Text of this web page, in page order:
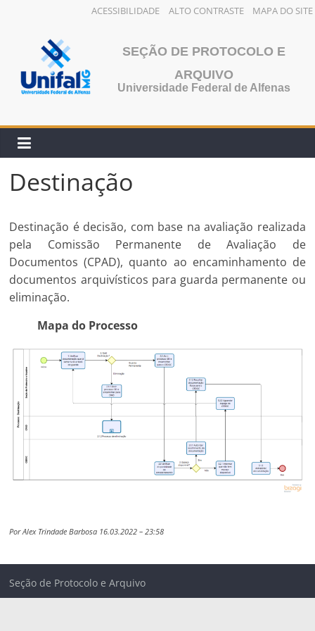
ACESSIBILIDADE ALTO CONTRASTE MAPA DO SITE
conteúdo
SEÇÃO DE PROTOCOLO E
ARQUIVO
Universidade Federal de Alfenas
Destinação
Destinação é decisão, com base na avaliação realizada
pela Comissão Permanente de Avaliação de
Documentos (CPAD), quanto ao encaminhamento de
documentos arquivísticos para guarda permanente ou
eliminação.
Mapa do Processo
Por Alex Trindade Barbosa 16.03.2022 – 23:58
Seção de Protocolo e Arquivo